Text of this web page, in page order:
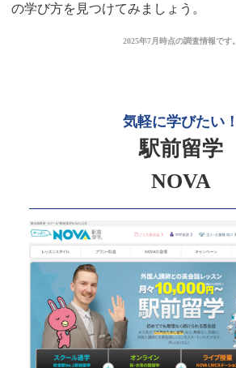
の学び方を見つけてみましょう。
2025年7月時点の調査情報です。
気軽に学びたい！
駅前留学
NOVA